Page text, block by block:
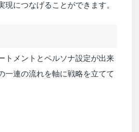
現につなげることができます。
トメントとペルソナ設定が出来
一連の流れを軸に戦略を立てて